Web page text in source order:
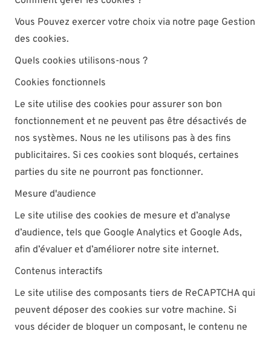
Vous Pouvez exercer votre choix via notre page Gestion
des cookies.
Quels cookies utilisons-nous ?
Cookies fonctionnels
Le site utilise des cookies pour assurer son bon
fonctionnement et ne peuvent pas être désactivés de
nos systèmes. Nous ne les utilisons pas à des fins
publicitaires. Si ces cookies sont bloqués, certaines
parties du site ne pourront pas fonctionner.
Mesure d'audience
Le site utilise des cookies de mesure et d’analyse
d’audience, tels que Google Analytics et Google Ads,
afin d’évaluer et d’améliorer notre site internet.
Contenus interactifs
Le site utilise des composants tiers de ReCAPTCHA qui
peuvent déposer des cookies sur votre machine. Si
vous décider de bloquer un composant, le contenu ne